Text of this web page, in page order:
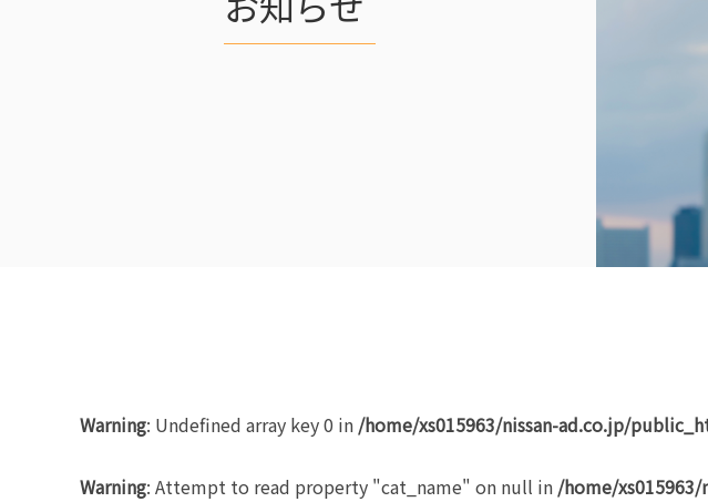
Warning: Undefined array key 0 in /home/xs015963/nissan-ad.co.jp/
Warning: Attempt to read property "cat_name" on null in /home/